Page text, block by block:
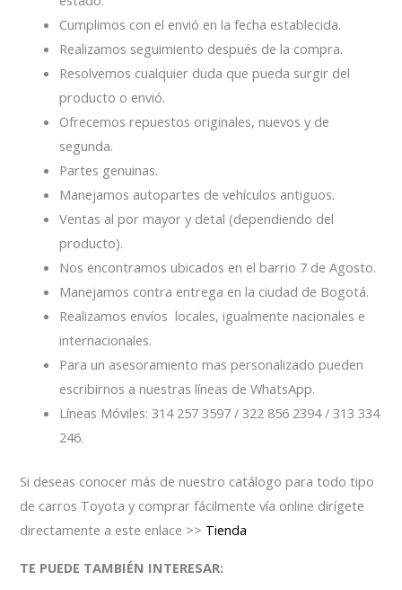
Cumplimos con el envió en la fecha establecida.
Realizamos seguimiento después de la compra.
Resolvemos cualquier duda que pueda surgir del
producto o envió.
Ofrecemos repuestos originales, nuevos y de
segunda.
Partes genuinas.
Manejamos autopartes de vehículos antiguos.
Ventas al por mayor y detal (dependiendo del
producto).
Nos encontramos ubicados en el barrio 7 de Agosto.
Manejamos contra entrega en la ciudad de Bogotá.
Realizamos envíos locales, igualmente nacionales e
internacionales.
Para un asesoramiento mas personalizado pueden
escribirnos a nuestras líneas de WhatsApp.
Líneas Móviles: 314 257 3597 / 322 856 2394 / 313 334
246.
Si deseas conocer más de nuestro catálogo para todo tipo
de carros Toyota y comprar fácilmente vía online dirígete
directamente a este enlace >> Tienda
TE PUEDE TAMBIÉN INTERESAR: